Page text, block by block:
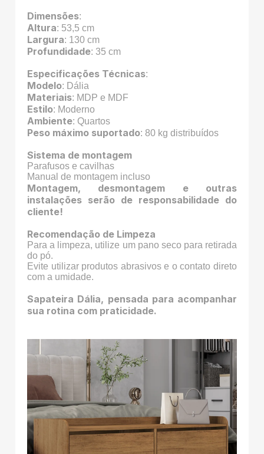
Dimensões:
Altura: 53,5 cm
Largura: 130 cm
Profundidade: 35 cm
Especificações Técnicas:
Modelo: Dália
Materiais: MDP e MDF
Estilo: Moderno
Ambiente: Quartos
Peso máximo suportado: 80 kg distribuídos
Sistema de montagem
Parafusos e cavilhas
Manual de montagem incluso
Montagem, desmontagem e outras
instalações serão de responsabilidade do
cliente!
Recomendação de Limpeza
Para a limpeza, utilize um pano seco para retirada
do pó.
Evite utilizar produtos abrasivos e o contato direto
com a umidade.
Sapateira Dália, pensada para acompanhar
sua rotina com praticidade.